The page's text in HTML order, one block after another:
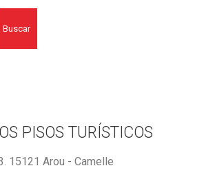
Buscar
PISOS TURÍSTICOS
15121 Arou - Camelle